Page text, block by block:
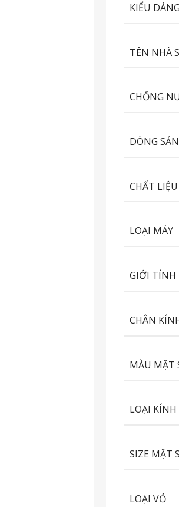
KIỂU
TÊN NHÀ
CHỐNG
DÒNG
CHẤT LIỆU
LOẠI MÁY
GIỚI TÍNH
CHÂN
MÀU MẶT
LOẠI KÍNH
SIZE MẶT
LOẠI VỎ